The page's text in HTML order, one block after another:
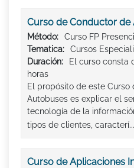
Curso de Conductor de
Método:
Curso FP
Tematica:
Cursos
Duración:
El curso consta
horas
El propósito de este Curso
Autobuses es explicar el
tecnología de la
tipos de clientes, caracterí...
Curso de Aplicaciones